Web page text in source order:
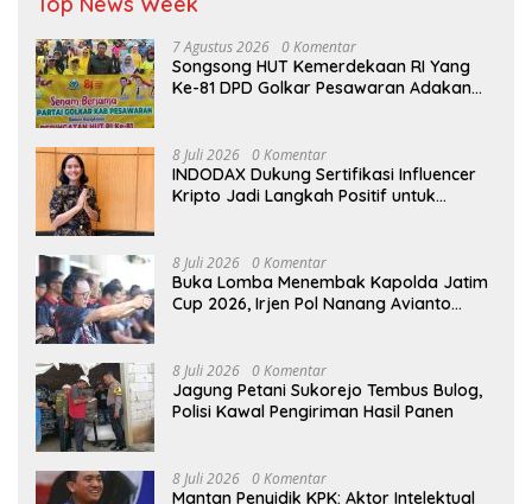
7 Agustus 2026 0 Komentar
Songsong HUT Kemerdekaan RI Yang
Ke-81 DPD Golkar Pesawaran Adakan
8 Juli 2026 0 Komentar
INDODAX Dukung Sertifikasi Influencer
Kripto Jadi Langkah Positif untuk
8 Juli 2026 0 Komentar
Buka Lomba Menembak Kapolda Jatim
Cup 2026, Irjen Pol Nanang Avianto
8 Juli 2026 0 Komentar
Jagung Petani Sukorejo Tembus Bulog,
Polisi Kawal Pengiriman Hasil Panen
8 Juli 2026 0 Komentar
Mantan Penyidik KPK: Aktor Intelektual